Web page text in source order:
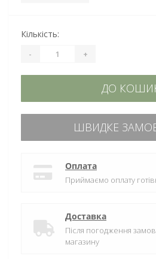
Кількість:
- +
ДО
ШВИДКЕ
Оплата
Приймаємо оплату
Доставка
Після погодження
магазину